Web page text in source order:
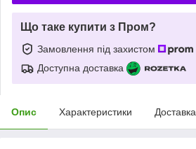
Що таке купити з Пром?
Замовлення під захистом
Доступна доставка
Опис Характеристики Доставка